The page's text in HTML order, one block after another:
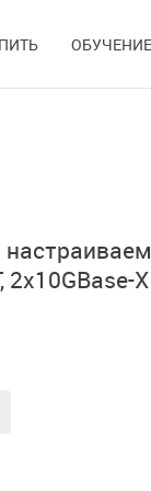
ОБУЧЕНИЕ
2x10GBase-